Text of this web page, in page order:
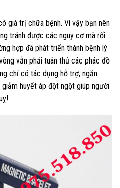
giá trị chữa bệnh. Vì vậy bạn nên
tránh được các nguy cơ mà rối
hợp đã phát triển thành bệnh lý
vẫn phải tuân thủ các phác đồ
chỉ có tác dụng hỗ trợ, ngăn
huyết áp đột ngột giúp người